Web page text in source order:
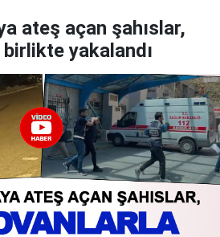
ateş açan şahıslar,
yakalandı